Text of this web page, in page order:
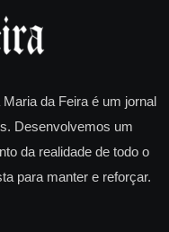
da Feira é um jornal
Desenvolvemos um
da realidade de todo o
para manter e reforçar.